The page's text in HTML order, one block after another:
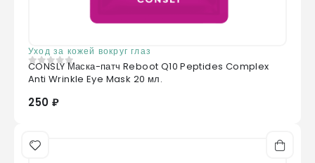
Уход за кожей вокруг глаз
0из 5
CONSLY Маска-патч Reboot Q10 Peptides Complex
Anti Wrinkle Eye Mask 20 мл.
250 ₽